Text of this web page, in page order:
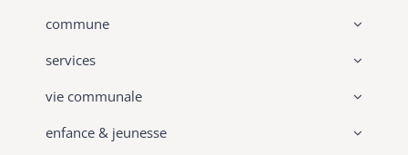
commune
services
vie communale
enfance & jeunesse